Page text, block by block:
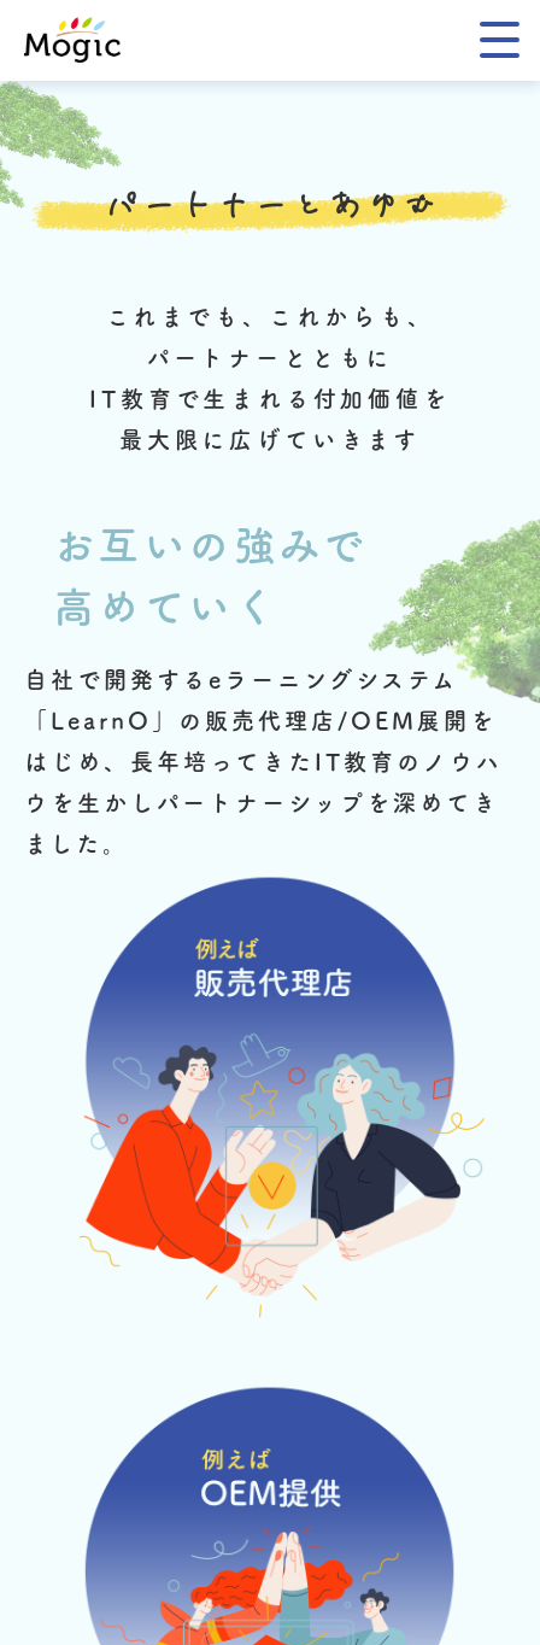
Mogic
パートナーとあゆむ
これまでも、これからも、
パートナーとともに
IT教育で生まれる付加価値を
最大限に広げていきます
お互いの強みで
高めていく
自社で開発するeラーニングシステム
「LearnO」の販売代理店/OEM展開を
はじめ、 長年培ってきたIT教育のノウハ
ウを生かしパートナーシップを深めてき
ました。